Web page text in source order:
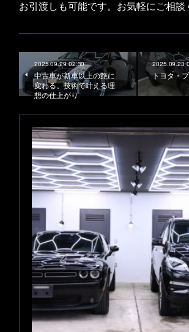
お引渡しも可能です。お気軽にご相談
2025.09.29 02:30
中古車が新車以上の艶に
変わる。技術で叶える理
想の仕上がり
2025.09.23
トヨタ・